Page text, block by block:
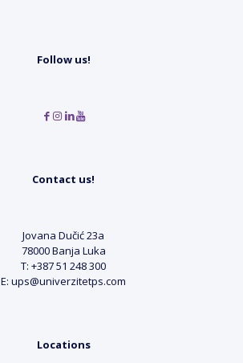
Follow us!
Contact us!
Jovana Dučić 23a
78000 Banja Luka
T: +387 51 248 300
E: ups@univerzitetps.com
Locations